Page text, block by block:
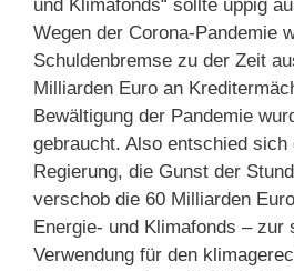
und Klimafonds“ sollte üppig
Wegen der Corona-Pandemie
Schuldenbremse zu der Zeit
Milliarden Euro an
Bewältigung der Pandemie
gebraucht. Also entschied sich
Regierung, die Gunst der
verschob die 60 Milliarden
Energie- und Klimafonds – zur
Verwendung für den